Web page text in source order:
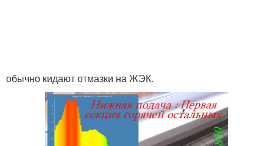
обычно кидают отмазки на ЖЭК.